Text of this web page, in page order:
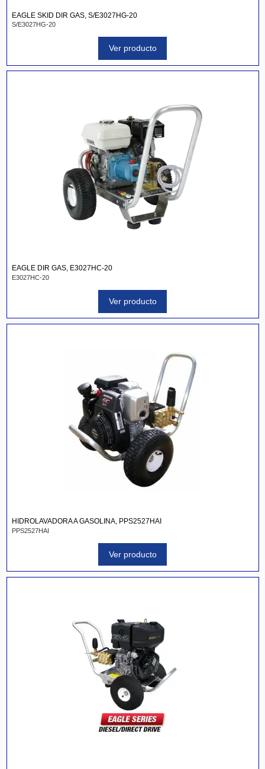
EAGLE SKID DIR GAS, S/E3027HG-20
S/E3027HG-20
Ver producto
EAGLE DIR GAS, E3027HC-20
E3027HC-20
Ver producto
HIDROLAVADORA A GASOLINA, PPS2527HAI
PPS2527HAI
Ver producto